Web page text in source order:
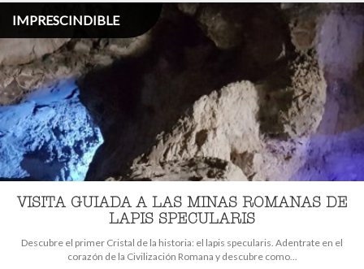
IMPRESCINDIBLE
VISITA GUIADA A LAS MINAS ROMANAS DE
LAPIS SPECULARIS
Descubre el primer Cristal de la historia: el lapis specularis. Adentrate en el
corazón de la Civilización Romana y descubre como...